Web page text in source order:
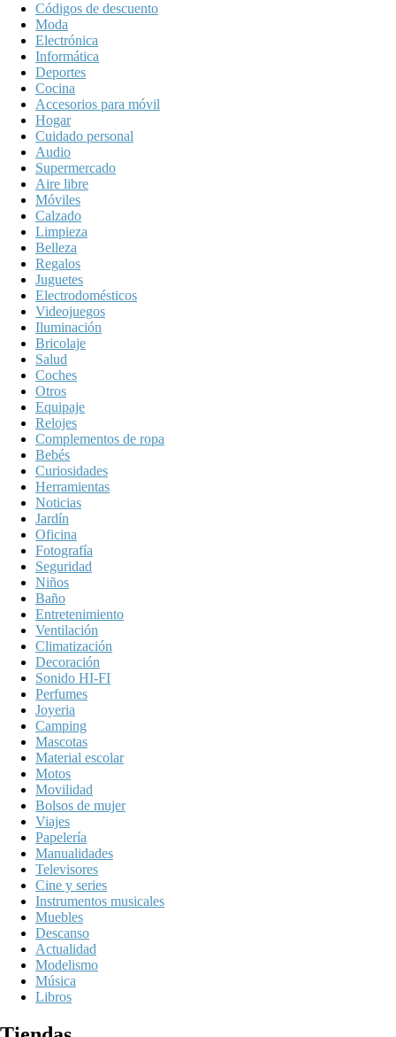
Códigos de descuento
Moda
Electrónica
Informática
Deportes
Cocina
Accesorios para móvil
Hogar
Cuidado personal
Audio
Supermercado
Aire libre
Móviles
Calzado
Limpieza
Belleza
Regalos
Juguetes
Electrodomésticos
Videojuegos
Iluminación
Bricolaje
Salud
Coches
Otros
Equipaje
Relojes
Complementos de ropa
Bebés
Curiosidades
Herramientas
Noticias
Jardín
Oficina
Fotografía
Seguridad
Niños
Baño
Entretenimiento
Ventilación
Climatización
Decoración
Sonido HI-FI
Perfumes
Joyeria
Camping
Mascotas
Material escolar
Motos
Movilidad
Bolsos de mujer
Viajes
Papelería
Manualidades
Televisores
Cine y series
Instrumentos musicales
Muebles
Descanso
Actualidad
Modelismo
Música
Libros